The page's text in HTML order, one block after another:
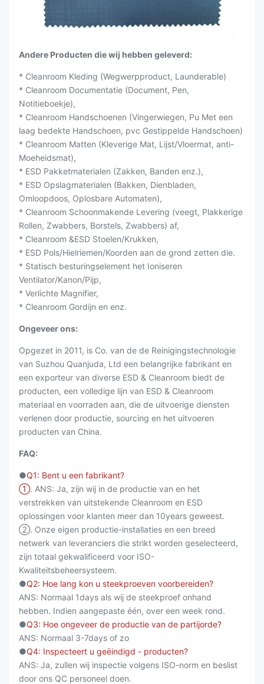
Andere Producten die wij hebben geleverd:
* Cleanroom Kleding (Wegwerpproduct, Launderable)
* Cleanroom Documentatie (Document, Pen,
Notitieboekje),
* Cleanroom Handschoenen (Vingerwiegen, Pu Met een
laag bedekte Handschoen, pvc Gestippelde Handschoen)
* Cleanroom Matten (Kleverige Mat, Lijst/Vloermat, anti-
Moeheidsmat),
* ESD Pakketmaterialen (Zakken, Banden enz.),
* ESD Opslagmaterialen (Bakken, Dienbladen,
Omloopdoos, Oplosbare Automaten),
* Cleanroom Schoonmakende Levering (veegt, Plakkerige
Rollen, Zwabbers, Borstels, Zwabbers) af,
* Cleanroom &ESD Stoelen/Krukken,
* ESD Pols/Hielriemen/Koorden aan de grond zetten die.
* Statisch besturingselement het Ioniseren
Ventilator/Kanon/Pijp,
* Verlichte Magnifier,
* Cleanroom Gordijn en enz.
Ongeveer ons:
Opgezet in 2011, is Co. van de de Reinigingstechnologie
van Suzhou Quanjuda, Ltd een belangrijke fabrikant en
een exporteur van diverse ESD & Cleanroom biedt de
producten, een volledige lijn van ESD & Cleanroom
materiaal en voorraden aan, die de uitvoerige diensten
verlenen door productie, sourcing en het uitvoeren
producten van China.
FAQ:
●Q1: Bent u een fabrikant?
①. ANS: Ja, zijn wij in de productie van en het
verstrekken van uitstekende Cleanroom en ESD
oplossingen voor klanten meer dan 10years geweest.
②. Onze eigen productie-installaties en een breed
netwerk van leveranciers die strikt worden geselecteerd,
zijn totaal gekwalificeerd voor ISO-
Kwaliteitsbeheersysteem.
●Q2: Hoe lang kon u steekproeven voorbereiden?
ANS: Normaal 1days als wij de steekproef onhand
hebben. Indien aangepaste één, over een week rond.
●Q3: Hoe ongeveer de productie van de partijorde?
ANS: Normaal 3-7days of zo
●Q4: Inspecteert u geëindigd - producten?
ANS: Ja, zullen wij inspectie volgens ISO-norm en beslist
door ons QC personeel doen.